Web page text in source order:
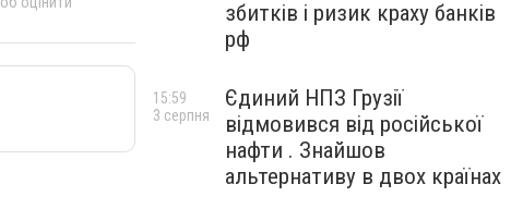
збитків і ризик краху банків
рф
Єдиний НПЗ Грузії
відмовився від російської
нафти . Знайшов
альтернативу в двох країнах
15:59
3 серпня